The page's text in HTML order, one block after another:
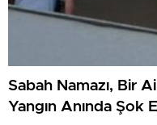
Sabah Namazı, Bir
Yangın Anında Şok